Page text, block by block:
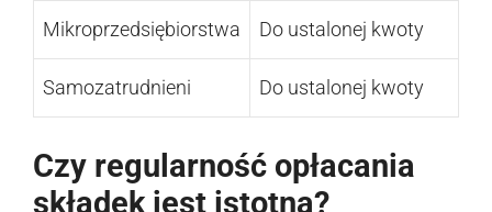
Mikroprzedsiębiorstwa Do ustalonej kwoty
Samozatrudnieni Do ustalonej kwoty
Czy regularność opłacania
składek jest istotna?